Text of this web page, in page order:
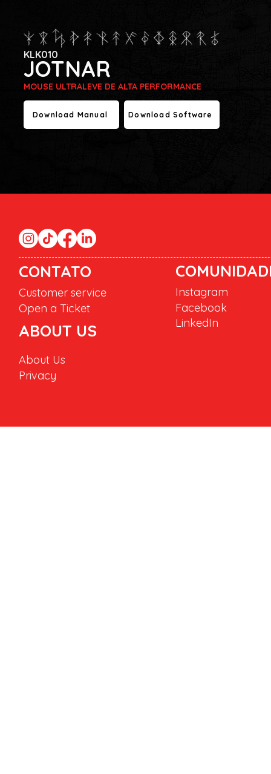
JOTNAR
KLK010
MOUSE ULTRALEVE DE ALTA PERFORMANCE
Download Manual Download Software
CONTATO
Customer service
Open a Ticket
ABOUT US
Instagram
Facebook
LinkedIn
About Us
Privacy